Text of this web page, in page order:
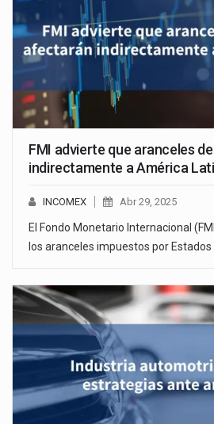
FMI advierte que aranceles
indirectamente a América
INCOMEX Abr 29, 2025
El Fondo Monetario Internacional
los aranceles impuestos por Estados